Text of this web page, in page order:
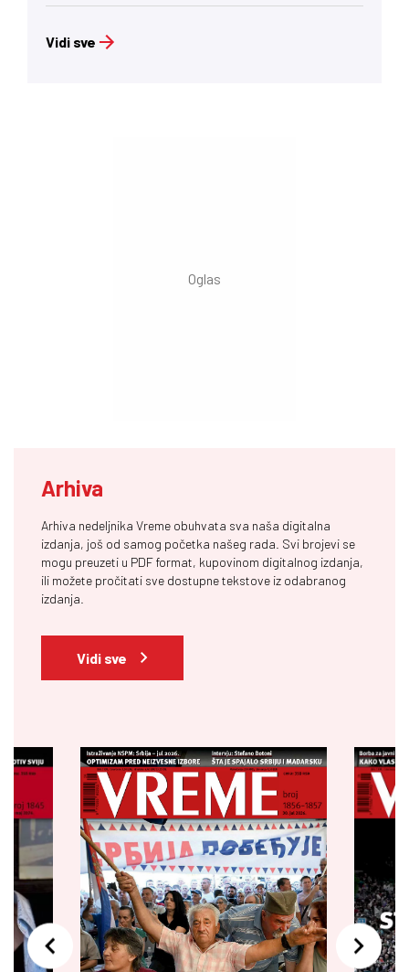
Vidi sve
Arhiva
Arhiva nedeljnika Vreme obuhvata sva naša digitalna
izdanja, još od samog početka našeg rada. Svi brojevi se
mogu preuzeti u PDF format, kupovinom digitalnog izdanja,
ili možete pročitati sve dostupne tekstove iz odabranog
izdanja.
Vidi sve